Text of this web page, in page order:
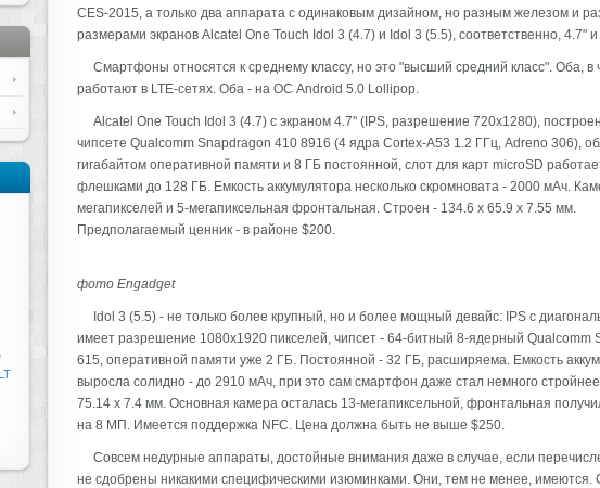
CES-2015, а только два аппарата с одинаковым дизайном, но разным железом и
размерами экранов Alcatel One Touch Idol 3 (4.7) и Idol 3 (5.5), соответственно, 4.7" и
Смартфоны относятся к среднему классу, но это "высший средний класс". Оба, в
работают в LTE-сетях. Оба - на ОС Android 5.0 Lollipop.
Alcatel One Touch Idol 3 (4.7) с экраном 4.7" (IPS, разрешение 720x1280),
чипсете Qualcomm Snapdragon 410 8916 (4 ядра Cortex-A53 1.2 ГГц, Adreno 306),
гигабайтом оперативной памяти и 8 ГБ постоянной, слот для карт microSD
флешками до 128 ГБ. Емкость аккумулятора несколько скромновата - 2000 мАч.
мегапикселей и 5-мегапиксельная фронтальная. Строен - 134.6 x 65.9 x 7.55 мм.
Предполагаемый ценник - в районе $200.
фото Engadget
Idol 3 (5.5) - не только более крупный, но и более мощный девайс: IPS с
имеет разрешение 1080x1920 пикселей, чипсет - 64-битный 8-ядерный Qualcomm
615, оперативной памяти уже 2 ГБ. Постоянной - 32 ГБ, расширяема. Емкость
выросла солидно - до 2910 мАч, при это сам смартфон даже стал немного
75.14 x 7.4 мм. Основная камера осталась 13-мегапиксельной, фронтальная
на 8 МП. Имеется поддержка NFC. Цена должна быть не выше $250.
Совсем недурные аппараты, достойные внимания даже в случае, если
не сдобрены никакими специфическими изюминками. Они, тем не менее,